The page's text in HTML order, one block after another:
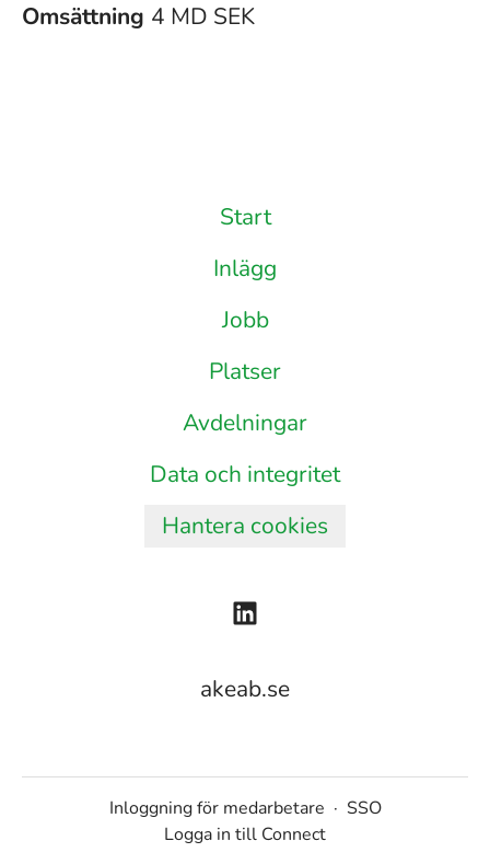
Omsättning 4 MD SEK
Start
Inlägg
Jobb
Platser
Avdelningar
Data och integritet
Hantera cookies
akeab.se
Inloggning för medarbetare · SSO
Logga in till Connect